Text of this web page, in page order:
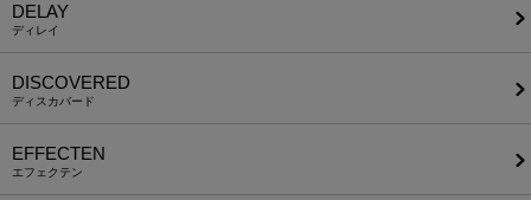
DELAY
ディレイ
DISCOVERED
ディスカバード
EFFECTEN
エフェクテン